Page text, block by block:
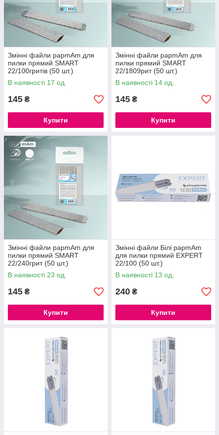
Змінні файли papmAm для
пилки прямий SMART
22/100гритів (50 шт.)
В наявності 17 од.
145 ₴
Купити
Змінні файли papmAm для
пилки прямий SMART
22/1809рит (50 шт.)
В наявності 14 од.
145 ₴
Купити
Змінні файли papmAm для
пилки прямий SMART
22/240грит (50 шт.)
В наявності 23 од.
145 ₴
Купити
Змінні файли Білі papmAm
для пилки прямий EXPERT
22/100 (50 шт.)
В наявності 13 од.
240 ₴
Купити